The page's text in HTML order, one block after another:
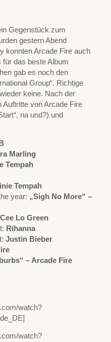
Gegenstück zum
gestern Abend
konnten Arcade Fire auch
für das beste Album
gab es noch den
Group“. Richtige
keine. Nach der
Auftritte von Arcade Fire
na und?) und
Marling
Tempah
Tempah
year: „Sigh No More“ –
Cee Lo Green
Rihanna
Justin Bieber
– Arcade Fire
watch?
watch?